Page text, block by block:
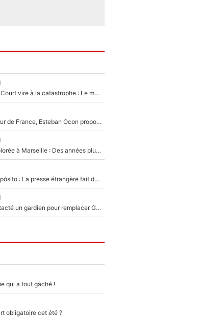
Une décision de Frank McCourt vire à la catastrophe : Le mercato de l’OM provoque de nouvelles tensions en pleine crise financière !
Comme pour le final du Tour de France, Esteban Ocon propose un Grand Prix de Formule 1 à Paris : «Autour de l’Arc de Triomphe, ce serait génial» !
Une piste surprenante explorée à Marseille : Des années plus tard, l’OM a tenté de faire revenir le joueur qui avait provoqué le départ d’André Villas-Boas !
Kylian Mbappé et Ester Expósito : La presse étrangère fait de nouvelles révélations sur leurs vacances en amoureux
Bruno Genesio a déjà contacté un gardien pour remplacer Geronimo Rulli : La crise financière peut encore plomber les plans de l’OM sur le mercato
qui a tout gâché !
obligatoire cet été ?